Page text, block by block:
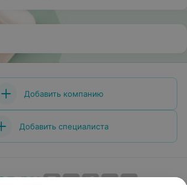
Добавить компанию
Добавить специалиста